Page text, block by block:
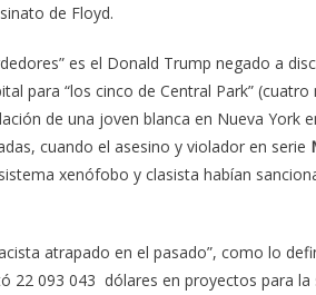
de Floyd.
es el Donald Trump negado a
para “los cinco de Central Park”
de una joven blanca en Nueva York
cuando el asesino y violador en serie
xenófobo y clasista habían
atrapado en el pasado”, como lo
22 093 043 dólares en proyectos para la